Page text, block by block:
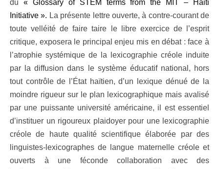
du « Glossary of STEM terms from the MIT – Haiti
Initiative». La présente lettre ouverte, à contre-courant de
toute velléité de faire taire le libre exercice de l’esprit
critique, exposera le principal enjeu mis en débat : face à
l’atrophie systémique de la lexicographie créole induite
par la diffusion dans le système éducatif national, hors
tout contrôle de l’État haïtien, d’un lexique dénué de la
moindre rigueur sur le plan lexicographique mais avalisé
par une puissante université américaine, il est essentiel
d’instituer un rigoureux plaidoyer pour une lexicographie
créole de haute qualité scientifique élaborée par des
linguistes-lexicographes de langue maternelle créole et
ouverts à une féconde collaboration avec des